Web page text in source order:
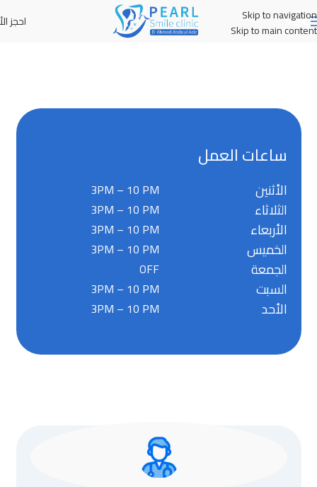
Skip to navigation
Skip to main content
MENU احجز
ساعات العمل
3PM – 10 PM الأثنين
3PM – 10 PM الثلاثاء
3PM – 10 PM الأربعاء
3PM – 10 PM الخميس
OFF الجمعة
3PM – 10 PM السبت
3PM – 10 PM الأحد